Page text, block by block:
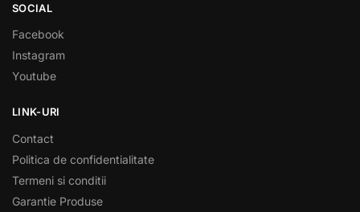
SOCIAL
Facebook
Instagram
Youtube
LINK-URI
Contact
Politica de confidentialitate
Termeni si conditii
Garantie Produse